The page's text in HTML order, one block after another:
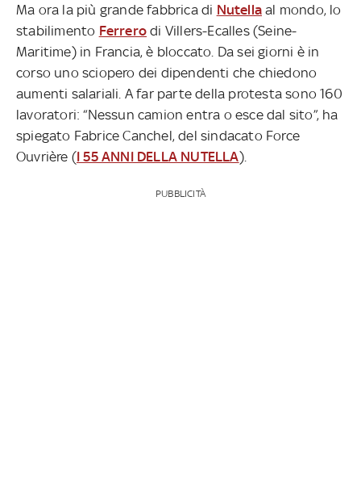
Ma ora la più grande fabbrica di Nutella al mondo, lo
stabilimento Ferrero di Villers-Ecalles (Seine-
Maritime) in Francia, è bloccato. Da sei giorni è in
corso uno sciopero dei dipendenti che chiedono
aumenti salariali. A far parte della protesta sono 160
lavoratori: “Nessun camion entra o esce dal sito”, ha
spiegato Fabrice Canchel, del sindacato Force
Ouvrière (I 55 ANNI DELLA NUTELLA).
PUBBLICITÀ